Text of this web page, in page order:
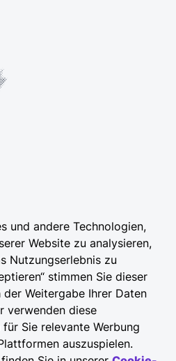
und andere Technologien,
Website zu analysieren,
Nutzungserlebnis zu
stimmen Sie dieser
Weitergabe Ihrer Daten
verwenden diese
Sie relevante Werbung
auszuspielen.